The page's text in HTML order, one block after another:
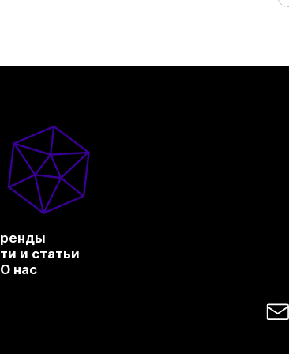
и статьи
О нас